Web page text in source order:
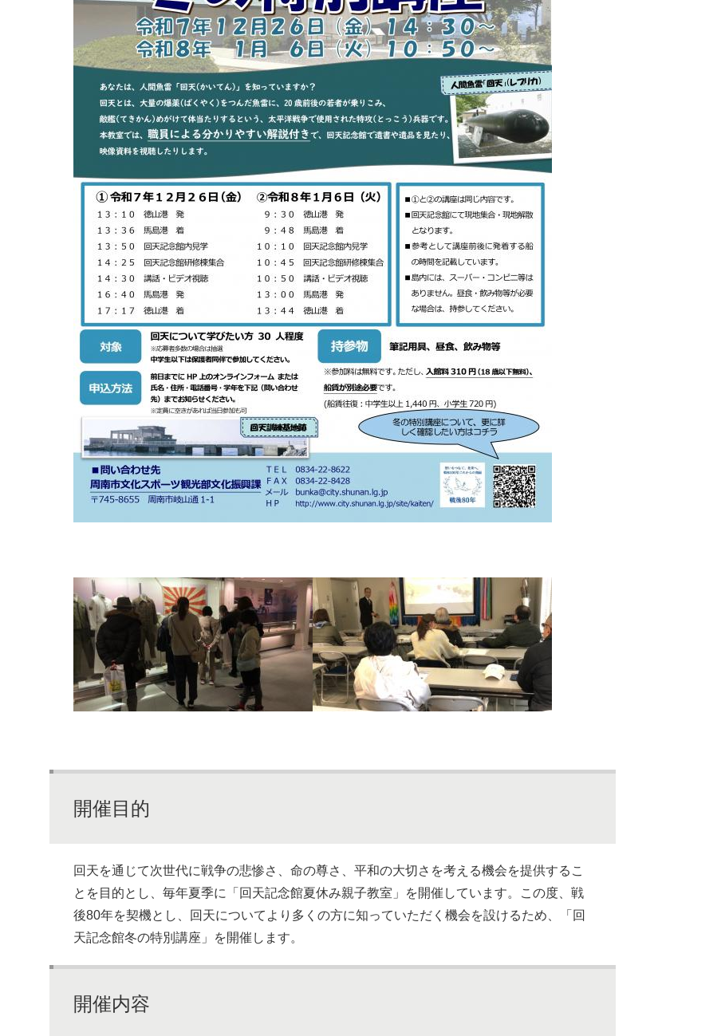
開催目的
回天を通じて次世代に戦争の悲惨さ、命の尊さ、平和の大切さを考える機会を提供するこ
とを目的とし、毎年夏季に「回天記念館夏休み親子教室」を開催しています。この度、戦
後80年を契機とし、回天についてより多くの方に知っていただく機会を設けるため、「回
天記念館冬の特別講座」を開催します。
開催内容